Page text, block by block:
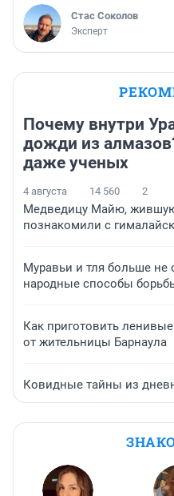
Стас Соколов
Эксперт
Почему внутри
дожди из
даже ученых
4 августа 14 560 2
Медведицу Майю,
познакомили с
Муравьи и тля больше не
народные способы
Как приготовить
от жительницы Барнаула
Ковидные тайны из